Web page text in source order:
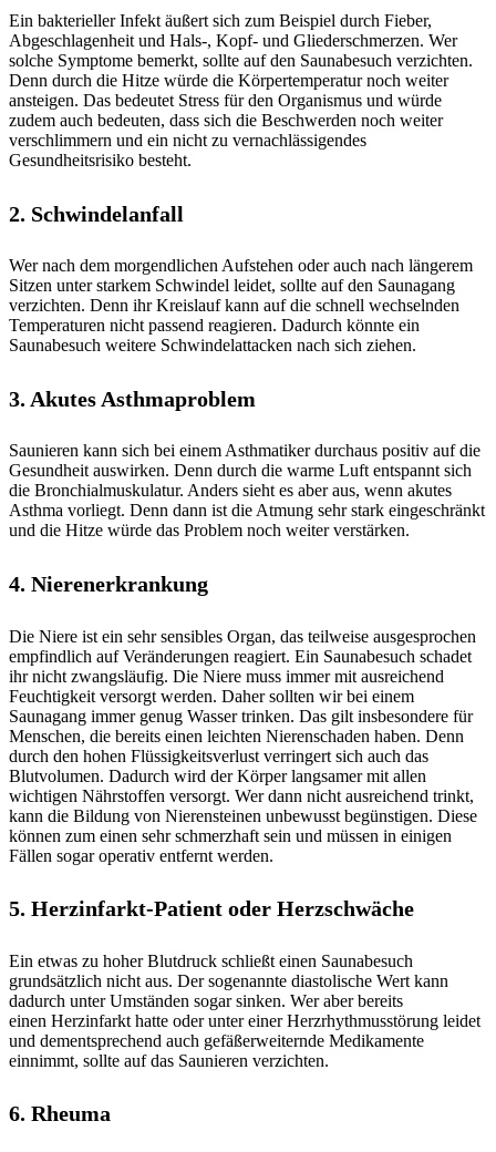
Ein bakterieller Infekt äußert sich zum Beispiel durch Fieber,
Abgeschlagenheit und Hals-, Kopf- und Gliederschmerzen. Wer
solche Symptome bemerkt, sollte auf den Saunabesuch verzichten.
Denn durch die Hitze würde die Körpertemperatur noch weiter
ansteigen. Das bedeutet Stress für den Organismus und würde
zudem auch bedeuten, dass sich die Beschwerden noch weiter
verschlimmern und ein nicht zu vernachlässigendes
Gesundheitsrisiko besteht.
2. Schwindelanfall
Wer nach dem morgendlichen Aufstehen oder auch nach längerem
Sitzen unter starkem Schwindel leidet, sollte auf den Saunagang
verzichten. Denn ihr Kreislauf kann auf die schnell wechselnden
Temperaturen nicht passend reagieren. Dadurch könnte ein
Saunabesuch weitere Schwindelattacken nach sich ziehen.
3. Akutes Asthmaproblem
Saunieren kann sich bei einem Asthmatiker durchaus positiv auf die
Gesundheit auswirken. Denn durch die warme Luft entspannt sich
die Bronchialmuskulatur. Anders sieht es aber aus, wenn akutes
Asthma vorliegt. Denn dann ist die Atmung sehr stark eingeschränkt
und die Hitze würde das Problem noch weiter verstärken.
4. Nierenerkrankung
Die Niere ist ein sehr sensibles Organ, das teilweise ausgesprochen
empfindlich auf Veränderungen reagiert. Ein Saunabesuch schadet
ihr nicht zwangsläufig. Die Niere muss immer mit ausreichend
Feuchtigkeit versorgt werden. Daher sollten wir bei einem
Saunagang immer genug Wasser trinken. Das gilt insbesondere für
Menschen, die bereits einen leichten Nierenschaden haben. Denn
durch den hohen Flüssigkeitsverlust verringert sich auch das
Blutvolumen. Dadurch wird der Körper langsamer mit allen
wichtigen Nährstoffen versorgt. Wer dann nicht ausreichend trinkt,
kann die Bildung von Nierensteinen unbewusst begünstigen. Diese
können zum einen sehr schmerzhaft sein und müssen in einigen
Fällen sogar operativ entfernt werden.
5. Herzinfarkt-Patient oder Herzschwäche
Ein etwas zu hoher Blutdruck schließt einen Saunabesuch
grundsätzlich nicht aus. Der sogenannte diastolische Wert kann
dadurch unter Umständen sogar sinken. Wer aber bereits
einen Herzinfarkt hatte oder unter einer Herzrhythmusstörung leidet
und dementsprechend auch gefäßerweiternde Medikamente
einnimmt, sollte auf das Saunieren verzichten.
6. Rheuma